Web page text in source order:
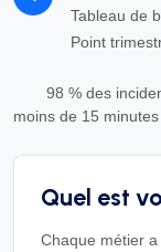
Tableau de
Point
98 % des
moins de 15 minutes
Quel est
Chaque métier